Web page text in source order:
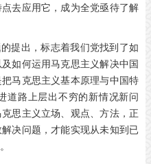
去应用它，成为全党亟待了解
提出，标志着我们党找到了如
如何运用马克思主义解决中国
马克思主义基本原理与中国特
道路上层出不穷的新情况新问
思主义立场、观点、方法，正
决问题，才能实现从未知到已